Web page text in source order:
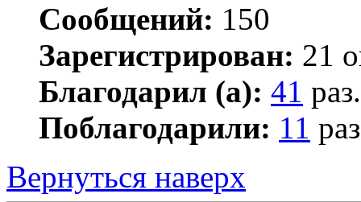
Сообщений: 150
Зарегистрирован: 21
Благодарил (а): 41 раз.
Поблагодарили: 11
Вернуться наверх